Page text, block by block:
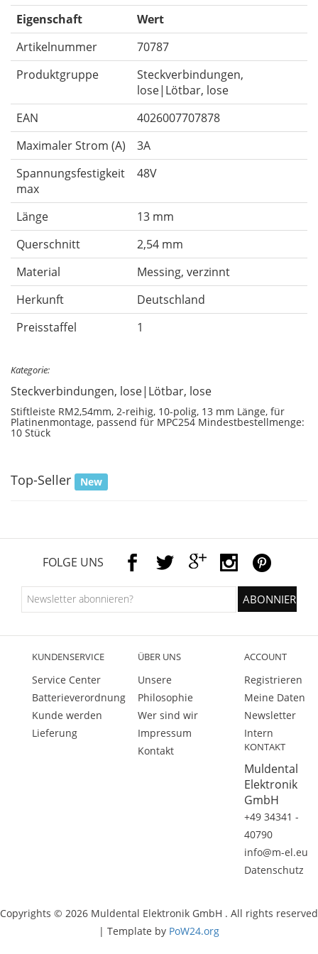
Eigenschaft
Wert
Artikelnummer
70787
Produktgruppe
Steckverbindungen,
lose|Lötbar, lose
EAN
4026007707878
Maximaler Strom (A)
3A
Spannungsfestigkeit
max
48V
Länge
13 mm
Querschnitt
2,54 mm
Material
Messing, verzinnt
Herkunft
Deutschland
Preisstaffel
1
Kategorie:
Steckverbindungen, lose|Lötbar, lose
Stiftleiste RM2,54mm, 2-reihig, 10-polig, 13 mm Länge, für
Platinenmontage, passend für MPC254 Mindestbestellmenge:
10 Stück
Top-Seller New
FOLGE UNS
KUNDENSERVICE
Service Center
Batterieverordnung
Kunde werden
Lieferung
ÜBER UNS
Unsere
Philosophie
Wer sind wir
Impressum
Kontakt
ACCOUNT
Registrieren
Meine Daten
Newsletter
Intern
KONTAKT
Muldental
Elektronik
GmbH
+49 34341 -
40790
info@m-el.eu
Datenschutz
Copyrights © 2026 Muldental Elektronik GmbH . All rights reserved
| Template by PoW24.org